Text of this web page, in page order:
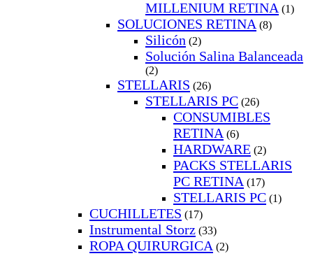
MILLENIUM RETINA (1)
SOLUCIONES RETINA (8)
Silicón (2)
Solución Salina Balanceada
(2)
STELLARIS (26)
STELLARIS PC (26)
CONSUMIBLES
RETINA (6)
HARDWARE (2)
PACKS STELLARIS
PC RETINA (17)
STELLARIS PC (1)
CUCHILLETES (17)
Instrumental Storz (33)
ROPA QUIRURGICA (2)